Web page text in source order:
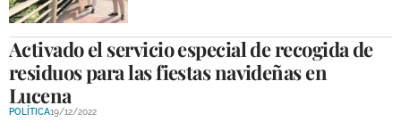
Activado ​el servicio especial de recogida de
residuos para las fiestas navideñas en
Lucena
POLÍTICA19/12/2022